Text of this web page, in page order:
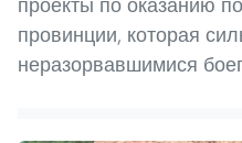
проекты по оказанию
провинции, которая
неразорвавшимися